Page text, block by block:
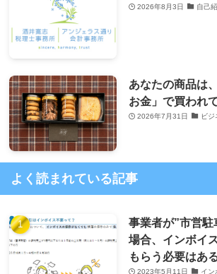
2026年8月3日 自己
あなたの商品は
お金」で買われ
2026年7月31日 ビジ
よく読まれている記事
事業者が”市営
場合、インボイ
もらう必要はあ
2023年5月11日 イン